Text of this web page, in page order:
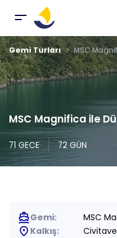
Gemi Turları MSC
MSC Magnifica ile
71 GECE 72 GÜN
directions_boatGemi: MSC
place Kalkış: